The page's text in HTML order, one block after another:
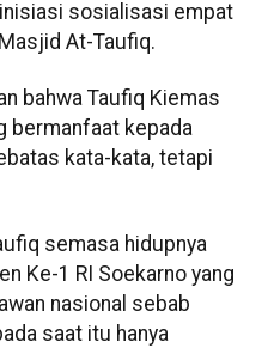
sosialisasi empat
At-Taufiq.
bahwa Taufiq Kiemas
bermanfaat kepada
kata-kata, tetapi
semasa hidupnya
Ke-1 RI Soekarno yang
nasional sebab
saat itu hanya